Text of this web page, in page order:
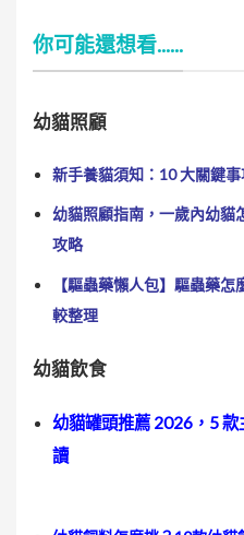
你可能還想看......
幼貓照顧
新手養貓須知：10 大關鍵事
幼貓照顧指南，一歲內幼貓
攻略
【驅蟲藥懶人包】驅蟲藥
較整理
幼貓飲食
幼貓罐頭推薦 2026，5
讀